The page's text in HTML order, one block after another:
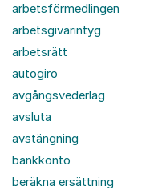
arbetsförmedlingen
arbetsgivarintyg
arbetsrätt
autogiro
avgångsvederlag
avsluta
avstängning
bankkonto
beräkna ersättning